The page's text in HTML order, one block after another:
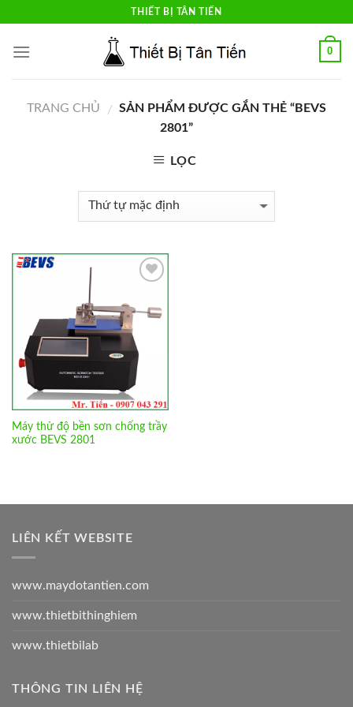
content
THIẾT BỊ TÂN TIẾN
0
TRANG CHỦ / SẢN PHẨM ĐƯỢC GẮN THẺ “BEVS
2801”
LỌC
Wishlist
Máy thử độ bền sơn chống trầy
xước BEVS 2801
LIÊN KẾT WEBSITE
www.maydotantien.com
www.thietbithinghiem
www.thietbilab
THÔNG TIN LIÊN HỆ